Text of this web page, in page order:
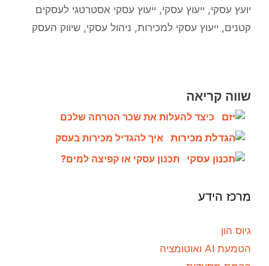
יועץ עסקי, ייעוץ עסקי, ייעוץ עסקי אסטרטגי לעסקים
קטנים, ייעוץ עסקי למכירות, ניהול עסקי, שיווק העסק
שווה קריאה
כיצד להעלות את שכר הטרחה שלכם
איך להגדיל מכירות בעסק
תכנון עסקי או קפיצה למים?
מרכז הידע
גיוס הון
הטמעת AI ואוטומציה